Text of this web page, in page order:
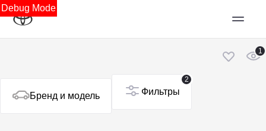
Debug Mode
1
Бренд и модель
2
Фильтры